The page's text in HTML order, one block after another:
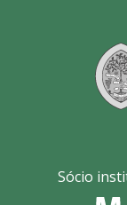
Sócio